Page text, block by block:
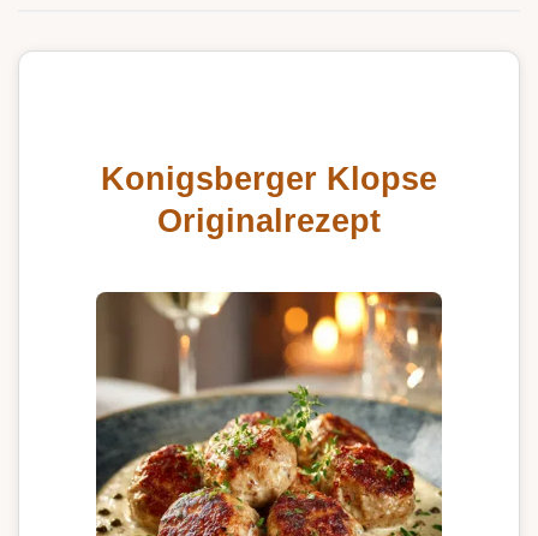
Konigsberger Klopse
Originalrezept